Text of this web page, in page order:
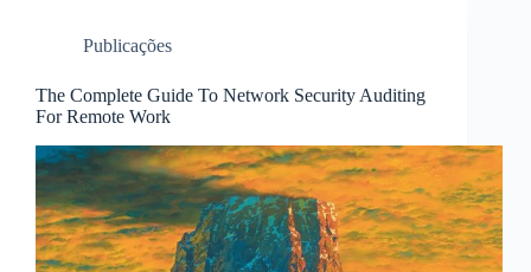
Publicações
The Complete Guide To Network Security Auditing
For Remote Work